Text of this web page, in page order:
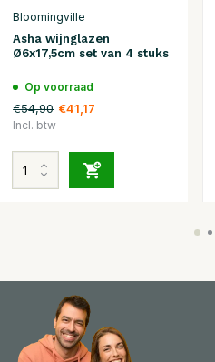
Bloomingville
Asha wijnglazen
Ø6x17,5cm set van 4 stuks
Op voorraad
€54,90 €41,17
Incl. btw